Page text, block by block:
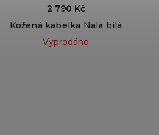
Kožená kabelka Nala bílá
Vyprodáno
2 790 Kč